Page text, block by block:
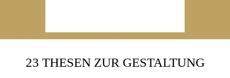
23 THESEN ZUR GESTALTUNG